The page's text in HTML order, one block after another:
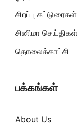
சிறப்பு கட்டுரைகள்
சினிமா செய்திகள்
தொலைக்காட்சி
பக்கங்கள்
About Us